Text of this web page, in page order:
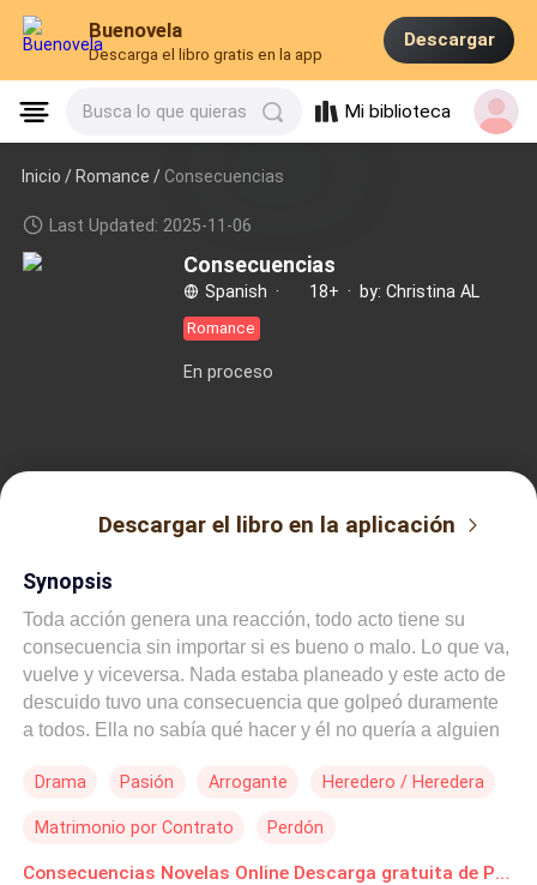
Buenovela
Descarga el libro gratis en la app
Descargar
Busca lo que quieras Mi biblioteca
Inicio /Romance / Consecuencias
Last Updated: 2025-11-06
Consecuencias
Spanish · 18+ · by: Christina AL
Romance
En proceso
Descargar el libro en la aplicación
Synopsis
Toda acción genera una reacción, todo acto tiene su
consecuencia sin importar si es bueno o malo. Lo que va,
vuelve y viceversa. Nada estaba planeado y este acto de
descuido tuvo una consecuencia que golpeó duramente
a todos. Ella no sabía qué hacer y él no quería a alguien
Ambos se aguantan, uno odia al otro, porque piensan
controlarse, ella se lastima y él no sabe cómo regresar, tal
vez sea demasiado tarde o tal vez no. Todavía hay
Drama Pasión Arrogante Heredero / Heredera
Matrimonio por Contrato Perdón
Consecuencias Novelas Online Descarga gratuita de PDF